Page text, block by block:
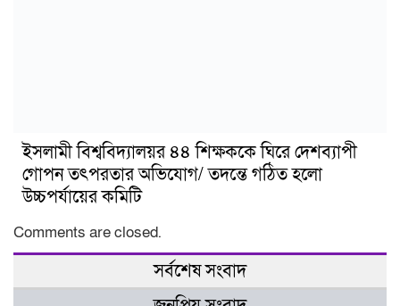
ইসলামী বিশ্ববিদ্যালয়র ৪৪ শিক্ষককে ঘিরে দেশব্যাপী
গোপন তৎপরতার অভিযোগ/ তদন্তে গঠিত হলো
উচ্চপর্যায়ের কমিটি
Comments are closed.
সর্বশেষ সংবাদ